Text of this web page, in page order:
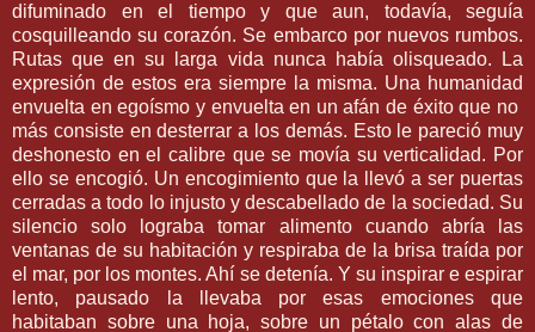
difuminado en el tiempo y que aun, todavía, seguía
cosquilleando su corazón. Se embarco por nuevos rumbos.
Rutas que en su larga vida nunca había olisqueado. La
expresión de estos era siempre la misma. Una humanidad
envuelta en egoísmo y envuelta en un afán de éxito que no
más consiste en desterrar a los demás. Esto le pareció muy
deshonesto en el calibre que se movía su verticalidad. Por
ello se encogió. Un encogimiento que la llevó a ser puertas
cerradas a todo lo injusto y descabellado de la sociedad. Su
silencio solo lograba tomar alimento cuando abría las
ventanas de su habitación y respiraba de la brisa traída por
el mar, por los montes. Ahí se detenía. Y su inspirar e espirar
lento, pausado la llevaba por esas emociones que
habitaban sobre una hoja, sobre un pétalo con alas de